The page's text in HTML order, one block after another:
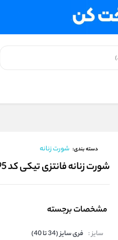
دسته بندی: شورت زنانه
شورت زنانه فانتزی تیکی کد T195
مشخصات برجسته
سایز : فری سایز (34 تا 40)